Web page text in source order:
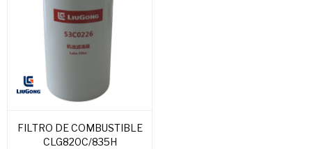
FILTRO DE COMBUSTIBLE
CLG820C/835H